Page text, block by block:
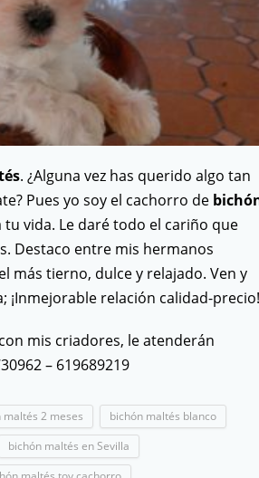
. ¿Alguna vez has querido algo tan
Pues yo soy el cachorro de
vida. Le daré todo el cariño que
Destaco entre mis hermanos
más tierno, dulce y relajado. Ven y
¡Inmejorable relación calidad-precio!
mis criadores, le atenderán
– 619689219
maltés 2 meses
bichón maltés blanco
bichón maltés en Sevilla